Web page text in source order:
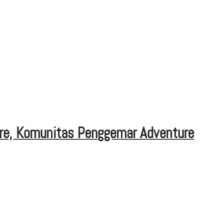
Komunitas Penggemar Adventure